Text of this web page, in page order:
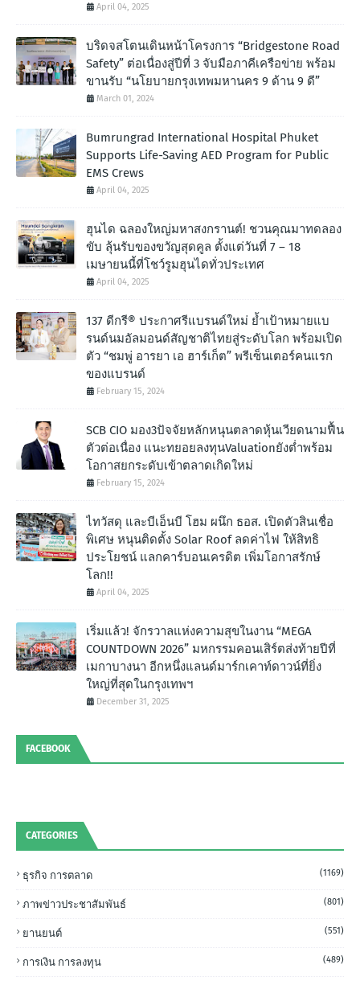
April 04, 2025
บริดจสโตนเดินหน้าโครงการ “Bridgestone Road
Safety” ต่อเนื่องสู่ปีที่ 3 จับมือภาคีเครือข่าย พร้อม
ขานรับ “นโยบายกรุงเทพมหานคร 9 ด้าน 9 ดี”
March 01, 2024
Bumrungrad International Hospital Phuket
Supports Life-Saving AED Program for Public
EMS Crews
April 04, 2025
ฮุนได ฉลองใหญ่มหาสงกรานต์! ชวนคุณมาทดลอง
ขับ ลุ้นรับของขวัญสุดคูล ตั้งแต่วันที่ 7 – 18
เมษายนนี้ที่โชว์รูมฮุนไดทั่วประเทศ
April 04, 2025
137 ดีกรี® ประกาศรีแบรนด์ใหม่ ย้ำเป้าหมายแบ
รนด์นมอัลมอนด์สัญชาติไทยสู่ระดับโลก พร้อมเปิด
ตัว “ชมพู่ อารยา เอ ฮาร์เก็ต” พรีเซ็นเตอร์คนแรก
ของแบรนด์
February 15, 2024
SCB CIO มอง3ปัจจัยหลักหนุนตลาดหุ้นเวียดนามฟื้น
ตัวต่อเนื่อง แนะทยอยลงทุนValuationยังต่ำพร้อม
โอกาสยกระดับเข้าตลาดเกิดใหม่
February 15, 2024
ไทวัสดุ และบีเอ็นบี โฮม ผนึก ธอส. เปิดตัวสินเชื่อ
พิเศษ หนุนติดตั้ง Solar Roof ลดค่าไฟ ให้สิทธิ
ประโยชน์ แลกคาร์บอนเครดิต เพิ่มโอกาสรักษ์
โลก!!
April 04, 2025
เริ่มแล้ว! จักรวาลแห่งความสุขในงาน “MEGA
COUNTDOWN 2026” มหกรรมคอนเสิร์ตส่งท้ายปีที่
เมกาบางนา อีกหนึ่งแลนด์มาร์กเคาท์ดาวน์ที่ยิ่ง
ใหญ่ที่สุดในกรุงเทพฯ
December 31, 2025
FACEBOOK
CATEGORIES
ธุรกิจ การตลาด (1169)
ภาพข่าวประชาสัมพันธ์ (801)
ยานยนต์ (551)
การเงิน การลงทุน (489)